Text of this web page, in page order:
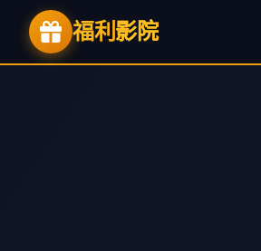
福利 影院